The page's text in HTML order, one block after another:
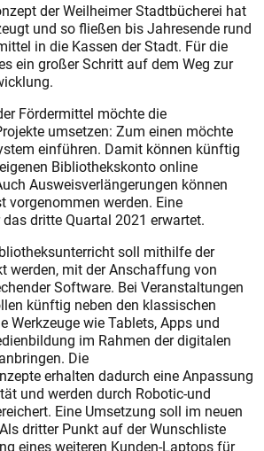
der Weilheimer Stadtbücherei hat
und so fließen bis Jahresende rund
in die Kassen der Stadt. Für die
ein großer Schritt auf dem Weg zur
Fördermittel möchte die
umsetzen: Zum einen möchte
einführen. Damit können künftig
Bibliothekskonto online
Ausweisverlängerungen können
vorgenommen werden. Eine
dritte Quartal 2021 erwartet.
soll mithilfe der
werden, mit der Anschaffung von
Software. Bei Veranstaltungen
künftig neben den klassischen
Werkzeuge wie Tablets, Apps und
im Rahmen der digitalen
Die
erhalten dadurch eine Anpassung
und werden durch Robotic-und
Eine Umsetzung soll im neuen
dritter Punkt auf der Wunschliste
eines weiteren Kunden-Laptops für